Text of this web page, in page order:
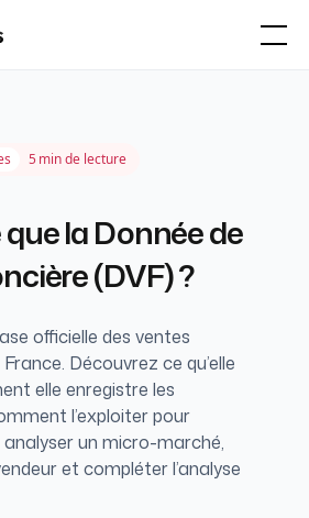
5min de lecture
que la Donnée de
(DVF) ?
officielle des ventes
Découvrez ce qu’elle
elle enregistre les
l’exploiter pour
analyser un micro-marché,
et compléter l’analyse